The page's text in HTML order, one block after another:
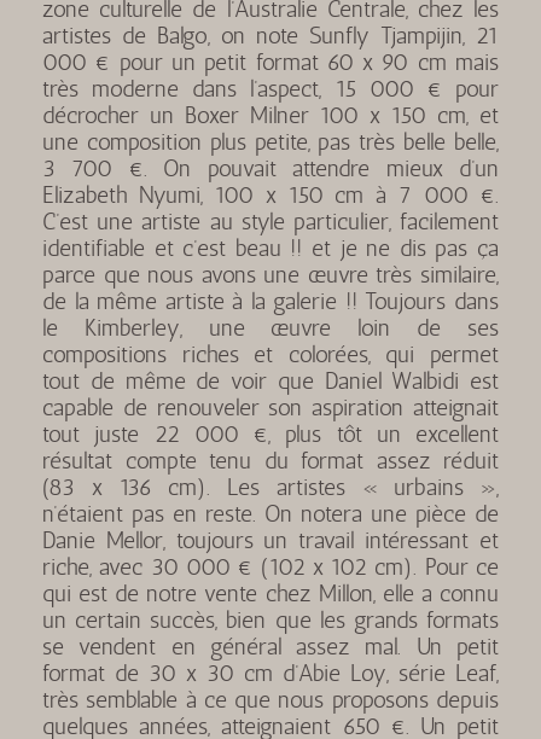
zone culturelle de l’Australie Centrale, chez les
artistes de Balgo, on note Sunfly Tjampijin, 21
000 € pour un petit format 60 x 90 cm mais
très moderne dans l’aspect, 15 000 € pour
décrocher un Boxer Milner 100 x 150 cm, et
une composition plus petite, pas très belle belle,
3 700 €. On pouvait attendre mieux d’un
Elizabeth Nyumi, 100 x 150 cm à 7 000 €.
C’est une artiste au style particulier, facilement
identifiable et c’est beau !! et je ne dis pas ça
parce que nous avons une œuvre très similaire,
de la même artiste à la galerie !! Toujours dans
le Kimberley, une œuvre loin de ses
compositions riches et colorées, qui permet
tout de même de voir que Daniel Walbidi est
capable de renouveler son aspiration atteignait
tout juste 22 000 €, plus tôt un excellent
résultat compte tenu du format assez réduit
(83 x 136 cm). Les artistes « urbains »,
n’étaient pas en reste. On notera une pièce de
Danie Mellor, toujours un travail intéressant et
riche, avec 30 000 € (102 x 102 cm). Pour ce
qui est de notre vente chez Millon, elle a connu
un certain succès, bien que les grands formats
se vendent en général assez mal. Un petit
format de 30 x 30 cm d’Abie Loy, série Leaf,
très semblable à ce que nous proposons depuis
quelques années, atteignaient 650 €. Un petit